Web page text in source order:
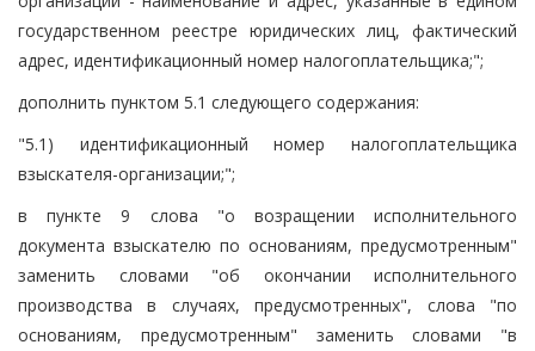
государственном реестре юридических лиц, фактический
адрес, идентификационный номер налогоплательщика;";
дополнить пунктом 5.1 следующего содержания:
"5.1) идентификационный номер налогоплательщика
взыскателя-организации;";
в пункте 9 слова "о возращении исполнительного
документа взыскателю по основаниям, предусмотренным"
заменить словами "об окончании исполнительного
производства в случаях, предусмотренных", слова "по
основаниям, предусмотренным" заменить словами "в